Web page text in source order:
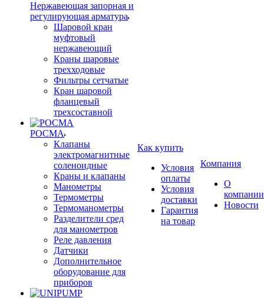
Нержавеющая запорная и
регулирующая арматура
Шаровой кран
муфтовый
нержавеющий
Краны шаровые
трехходовые
Фильтры сетчатые
Кран шаровой
фланцевый
трехсоставной
РОСМА
Клапаны
электромагнитные
соленоидные
Краны и клапаны
Манометры
Термометры
Термоманометры
Разделители сред
для манометров
Реле давления
Датчики
Дополнительное
оборудование для
приборов
Как купить
Условия
оплаты
Условия
доставки
Гарантия
на товар
Компания
О
компании
Новости